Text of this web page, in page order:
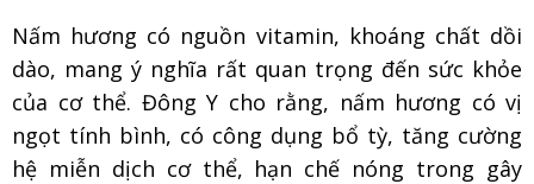
Nấm hương có nguồn vitamin, khoáng chất dồi
dào, mang ý nghĩa rất quan trọng đến sức khỏe
của cơ thể. Đông Y cho rằng, nấm hương có vị
ngọt tính bình, có công dụng bổ tỳ, tăng cường
hệ miễn dịch cơ thể, hạn chế nóng trong gây